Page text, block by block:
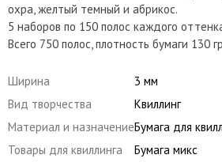
охра, желтый темный и абрикос.
5 наборов по 150 полос каждого
Всего 750 полос, плотность бумаги 130
Ширина
3 мм
Вид творчества
Квиллинг
Материал и назначениеБумага для
Товары для квиллинга
Бумага микс